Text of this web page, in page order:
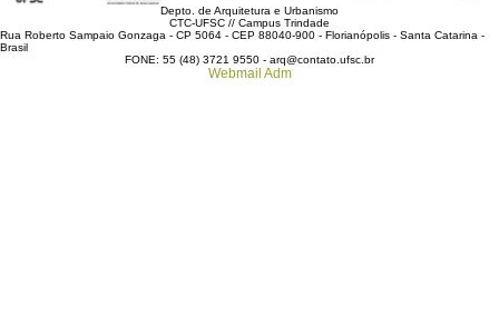
Depto. de Arquitetura e Urbanismo
CTC-UFSC // Campus Trindade
Rua Roberto Sampaio Gonzaga - CP 5064 - CEP 88040-900 - Florianópolis - Santa Catarina -
Brasil
FONE: 55 (48) 3721 9550 - arq@contato.ufsc.br
Webmail Adm